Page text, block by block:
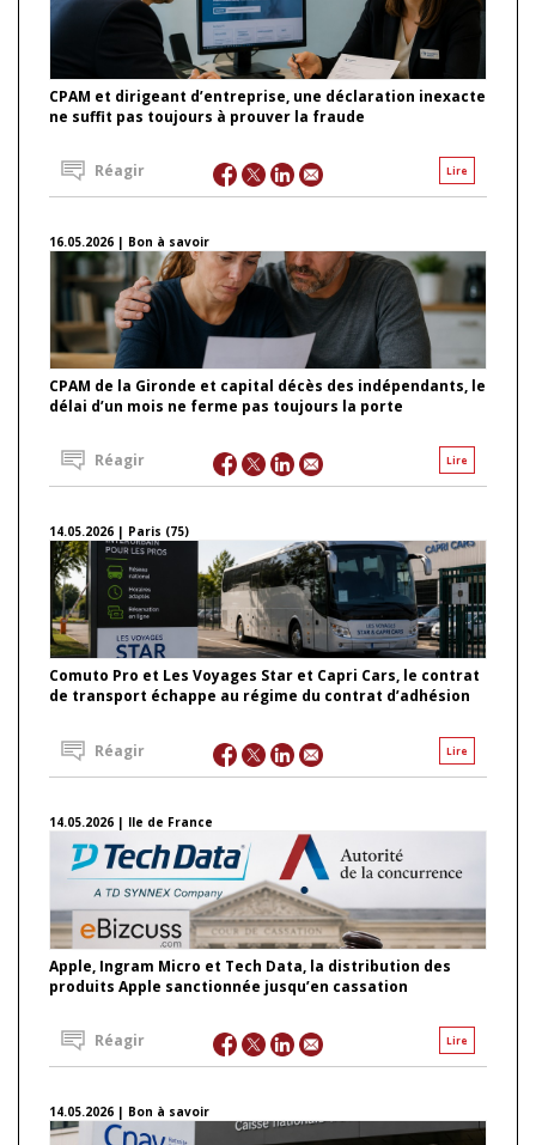
CPAM et dirigeant d’entreprise, une déclaration inexacte
ne suffit pas toujours à prouver la fraude
Lire
Réagir
16.05.2026 | Bon à savoir
CPAM de la Gironde et capital décès des indépendants, le
délai d’un mois ne ferme pas toujours la porte
Lire
Réagir
14.05.2026 | Paris (75)
Comuto Pro et Les Voyages Star et Capri Cars, le contrat
de transport échappe au régime du contrat d’adhésion
Lire
Réagir
14.05.2026 | Ile de France
Apple, Ingram Micro et Tech Data, la distribution des
produits Apple sanctionnée jusqu’en cassation
Lire
Réagir
14.05.2026 | Bon à savoir